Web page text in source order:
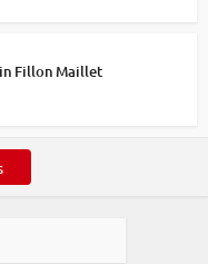
Fillon Maillet